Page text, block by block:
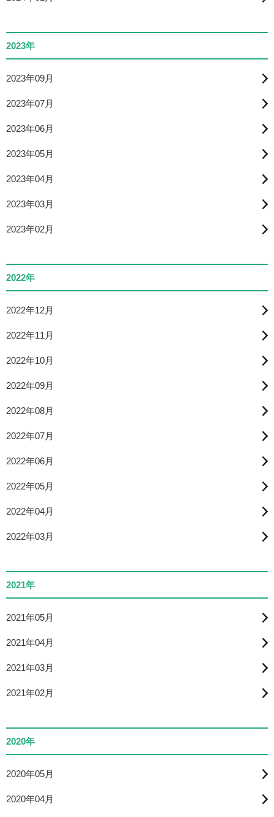
2023年
2023年09月
2023年07月
2023年06月
2023年05月
2023年04月
2023年03月
2023年02月
2022年
2022年12月
2022年11月
2022年10月
2022年09月
2022年08月
2022年07月
2022年06月
2022年05月
2022年04月
2022年03月
2021年
2021年05月
2021年04月
2021年03月
2021年02月
2020年
2020年05月
2020年04月